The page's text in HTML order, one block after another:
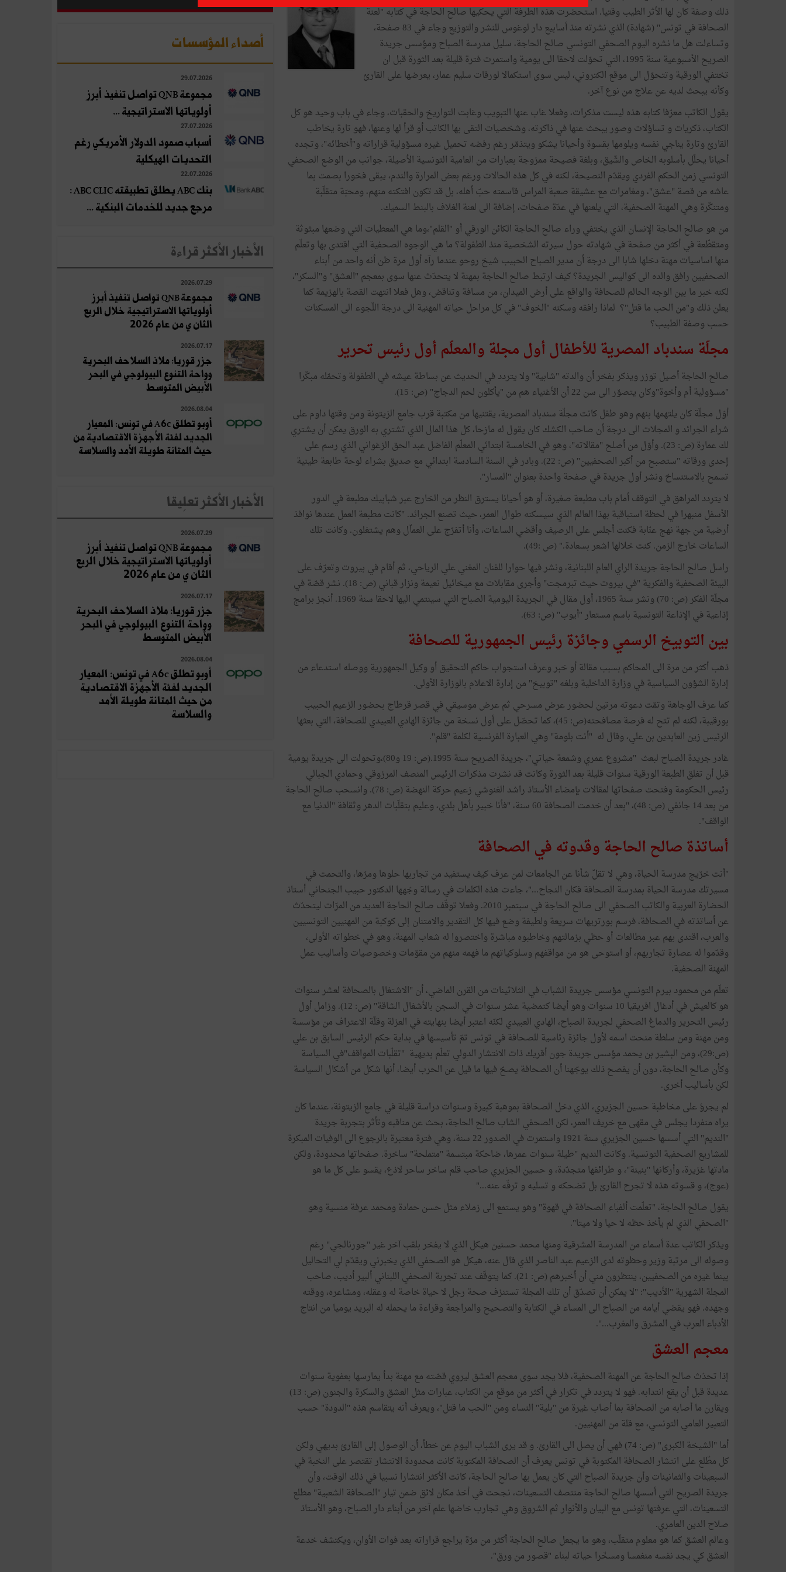
ذلك وصفة كان لها الأثر الطيب وقتيا. استحضرت هذه الطرفة التي يحكيها صالح الحاجة في كتابه "لعنة
الصحافة في تونس" (شهادة) الذي نشرته منذ أسابيع دار لوغوس للنشر والتوزيع وجاء في 83 صفحة،
وتساءلت هل ما نشره اليوم الصحفي التونسي صالح الحاجة، سليل مدرسة الصباح ومؤسس جريدة
الصريح الأسبوعية سنة 1995، التي تحوّلت لاحقا الى يومية واستمرت فترة قليلة بعد الثورة قبل ان
تختفي الورقية وتتحوّل الى موقع الكتروني، ليس سوى استكمالا لورقات سليم عمار، يعرضها على القارئ
وكأنه يبحث لديه عن علاج من نوع آخر.
يقول الكاتب معرّفا كتابه هذه ليست مذكرات، وفعلا غاب عنها التبويب وغابت التواريخ والحقبات، وجاء في باب وحيد هو كل
الكتاب، ذكريات و تساؤلات وصور يبحث عنها في ذاكرته، وشخصيات التقى بها الكاتب أو قرأ لها وعنها، فهو تارة يخاطب
القارئ وتارة يناجي نفسه ويلومها بقسوة وأحيانا يشكو ويتذمّر رغم رفضه تحميل غيره مسؤولية قراراته و"أخطائه"، وتجده
أحيانا يحلّل بأسلوبه الخاص والشّيق، وبلغة فصيحة ممزوجة بعبارات من العامية التونسية الأصيلة، جوانب من الوضع الصحفي
التونسي زمن الحكم الفردي ويقدّم النصيحة، لكنه في كل هذه الحالات ورغم بعض المرارة والندم، يبقى فخورا بصمت بما
عاشه من قصة "عشق"، ومغامرات مع عشيقة صعبة المراس قاسمته حبّ أهله، بل قد تكون افتكته منهم، ومحبّة متقلّبة
ومتنكّرة وهي المهنة الصحفية، التي يلعنها في عدّة صفحات، إضافة الى لعنة الغلاف بالبنط السميك.
من هو صالح الحاجة الإنسان الذي يختفي وراء صالح الحاجة الكائن الورقي أو "القلم"،وما هي المعطيات التي وضعها مبثوثة
ومتقطّعة في أكثر من صفحة في شهادته حول سيرته الشخصية منذ الطفولة؟ ما هي الوجوه الصحفية التي اقتدى بها وتعلّم
منها اساسيات مهنة دخلها شابا الى درجة أن مدير الصباح الحبيب شيخ روحو عندما رآه أول مرة ظن أنه واحد من أبناء
الصحفيين رافق والده الى كواليس الجريدة؟ كيف ارتبط صالح الحاجة بمهنة لا يتحدّث عنها سوى بمعجم "العشق" و"السكر"،
لكنه خبر ما بين الوجه الحالم للصحافة والواقع على أرض الميدان، من مسافة وتناقض، وهل فعلا انتهت القصة بالهزيمة كما
يعلن ذلك و"من الحب ما قتل"؟ لماذا رافقه وسكنه "الخوف" في كل مراحل حياته المهنية الى درجة اللّجوء الى المسكنات
حسب وصفة الطبيب؟
مجلّة سندباد المصرية للأطفال أول مجلة والمعلّم أول رئيس تحرير
صالح الحاجة أصيل توزر ويذكر بفخر أن والدته "شابية" ولا يتردد في الحديث عن بساطة عيشه في الطفولة وتحمّله مبكّرا
"مسؤولية أم وأخوة"وكان يتصوّر الى سن 22 أن الأغنياء هم من "يأكلون لحم الدجاج" (ص: 15).
أوّل مجلّة كان يلتهمها بنهم وهو طفل كانت مجلّة سندباد المصرية، يقتنيها من مكتبة قرب جامع الزيتونة ومن وقتها داوم على
شراء الجرائد و المجلات الى درجة أن صاحب الكشك كان يقول له مازحا، كل هذا المال الذي تشتري به الورق يمكن أن يشتري
لك عمارة (ص: 23). وأوّل من أصلح "مقالاته"، وهو في الخامسة ابتدائي المعلّم الفاضل عبد الحق الزغواني الذي رسم على
إحدى ورقاته "ستصبح من أكبر الصحفيين" (ص: 22). وبادر في السنة السادسة ابتدائي مع صديق بشراء لوحة طابعة طينية
تسمح بالاستنساخ ونشر أول جريدة في صفحة واحدة بعنوان "المسار".
لا يتردد المراهق في التوقف أمام باب مطبعة صغيرة، أو هو أحيانا يسترق النظر من الخارج عبر شبابيك مطبعة في الدور
الأسفل منبهرا في لحظة استباقية بهذا العالم الذي سيسكنه طوال العمر، حيث تصنع الجرائد. "كانت مطبعة العمل عندها نوافذ
أرضية من جهة نهج عنّابة فكنت أجلس على الرصيف وأقضي الساعات، وأنا أتفرّج على العماّل وهم يشتغلون. وكانت تلك
الساعات خارج الزمن. كنت خلالها اشعر بسعادة." (ص :49).
راسل صالح الحاجة جريدة الراي العام اللبنانية، ونشر فيها حوارا للفنان المغني علي الرياحي، ثم أقام في بيروت وتعرّف على
البيئة الصحفية والفكرية "في بيروت حيث تبرمجت" وأجرى مقابلات مع ميخائيل نعيمة ونزار قباني (ص: 18). نشر قصّة في
مجلّة الفكر (ص: 70) ونشر سنة 1965، أول مقال في الجريدة اليومية الصباح التي سينتمي اليها لاحقا سنة 1969. أنجز برامج
إذاعية في الإذاعة التونسية باسم مستعار "أيوب" (ص: 63).
بين التوبيخ الرسمي وجائزة رئيس الجمهورية للصحافة
ذهب أكثر من مرة الى المحاكم بسبب مقالة أو خبر وعرف استجواب حاكم التحقيق أو وكيل الجمهورية ووصله استدعاء من
إدارة الشؤون السياسية في وزارة الداخلية وبلغه "توبيخ" من إدارة الاعلام بالوزارة الأولى.
كما عرف الوجاهة وتمّت دعوته مرتين لحضور عرض مسرحي ثم عرض موسيقي في قصر قرطاج بحضور الزعيم الحبيب
بورقيبة، لكنه لم تتح له فرصة مصافحته(ص: 45)، كما تحصّل على أول نسخة من جائزة الهادي العبيدي للصحافة، التي بعثها
الرئيس زين العابدين بن علي، وقال له "أنت بلومة" وهي العبارة الفرنسية لكلمة "قلم".
غادر جريدة الصباح لبعث "مشروع عمري وشمعة حياتي"، جريدة الصريح سنة 1995.(ص: 19 و80)،وتحولت الى جريدة يومية
قبل أن تغلق الطبعة الورقية سنوات قليلة بعد الثورة وكانت قد نشرت مذكرات الرئيس المنصف المرزوقي وحمادي الجبالي
رئيس الحكومة وفتحت صفحاتها لمقالات بإمضاء الأستاذ راشد الغنوشي زعيم حركة النهضة (ص: 78). وانسحب صالح الحاجة
من بعد 14 جانفي (ص: 48)، "بعد أن خدمت الصحافة 60 سنة، "فأنا خبير بأهل بلدي، وعليم بتقلّبات الدهر وثقافة "الدنيا مع
الواقف".
أساتذة صالح الحاجة وقدوته في الصحافة
"أنت خرّيج مدرسة الحياة، وهي لا تقلّ شأنا عن الجامعات لمن عرف كيف يستفيد من تجاربها حلوها ومرّها، والتحمت في
مسيرتك مدرسة الحياة بمدرسة الصحافة فكان النجاح..."، جاءت هذه الكلمات في رسالة وجّهها الدكتور حبيب الجنحاني أستاذ
الحضارة العربية والكاتب الصحفي الى صالح الحاجة في سبتمبر 2010. وفعلا توقّف صالح الحاجة العديد من المرّات ليتحدّث
عن أساتذته في الصحافة، فرسم بورتريهات سريعة ولطيفة وضع فيها كل التقدير والامتنان إلى كوكبة من المهنيين التونسيين
والعرب، اقتدى بهم عبر مطالعات أو حظي بزمالتهم وخاطبوه مباشرة واختصروا له شعاب المهنة، وهو في خطواته الأولى،
وقدّموا له عصارة تجاربهم، أو استوحى هو من مواقفهم وسلوكياتهم ما فهمه منهم من مقوّمات وخصوصيات وأساليب عمل
المهنة الصحفية.
تعلّم من محمود بيرم التونسي مؤسس جريدة الشباب في الثلاثينات من القرن الماضي، أن "الاشتغال بالصحافة لعشر سنوات
هو كالعيش في أدغال افريقيا 10 سنوات وهو أيضا كتمضية عشر سنوات في السجن بالأشغال الشاقة" (ص: 12). وزامل أول
رئيس التحرير والدماغ الصحفي لجريدة الصباح، الهادي العبيدي لكنّه اعتبر أيضا بنهايته في العزلة وقلّة الاعتراف من مؤسسة
ومن مهنة ومن سلطة منحت اسمه لأول جائزة رئاسية للصحافة في تونس تمّ تأسيسها في بداية حكم الرئيس السابق بن علي
(ص:29)، ومن البشير بن يحمد مؤسس جريدة جون أقريك ذات الانتشار الدولي تعلّم بديهية "تقلّبات المواقف"في السياسة
وكأن صالح الحاجة، دون أن يفصح ذلك يوجّهنا أن الصحافة يصحّ فيها ما قيل عن الحرب أيضا، أنها شكل من أشكال السياسة
لكن بأساليب أخرى.
لم يجرؤ على مخاطبة حسين الجزيري، الذي دخل الصحافة بموهبة كبيرة وسنوات دراسة قليلة في جامع الزيتونة، عندما كان
يراه منفردا يجلس في مقهى مع خريف العمر، لكن الصحفي الشاب صالح الحاجة، بحث عن مناقبه وتأثر بتجربة جريدة
"النديم" التي أسسها حسين الجزيري سنة 1921 واستمرت في الصدور 22 سنة، وهي فترة معتبرة بالرجوع الى الوفيات المبكرة
للمشاريع الصحفية التونسية. وكانت النديم "طيلة سنوات عمرها، ضاحكة مبتسمة "متملحة" ساخرة. صفحاتها محدودة، ولكن
مادتها غزيرة، وأركانها "بنينة"، و طرائفها متجدّدة، و حسين الجزيري صاحب قلم ساخر ساحر لاذع، يقسو على كل ما هو
(عوج)، و قسوته هذه لا تجرح القارئ بل تضحكه و تسليه و ترفّه عنه..."
يقول صالح الحاجة، "تعلّمت ألفباء الصحافة في قهوة" وهو يستمع الى زملاء مثل حسن حمادة ومحمد عرفة منسية وهو
"الصحفي الذي لم يأخذ حظه لا حيا ولا ميتا".
ويذكر الكاتب عدة أسماء من المدرسة المشرقية ومنها محمد حسنين هيكل الذي لا يفخر بلقب آخر غير "جورنالجي" رغم
وصوله الى مرتبة وزير وحظوته لدى الزعيم عبد الناصر الذي قال عنه، هيكل هو الصحفي الذي يخبرني ويقدّم لي التحاليل
بينما غيره من الصحفيين، ينتظرون مني أن أخبرهم (ص: 21). كما يتوقّف عند تجربة الصحفي اللبناني ألبير أديب، صاحب
المجلة الشهرية "الأديب": "لا يمكن أن تصدّق أن تلك المجلة تستنزف صحة رجل لا حياة خاصة له وعقله، ومشاعره، ووقته
وجهده. فهو يقضي أيامه من الصباح الى المساء في الكتابة والتصحيح والمراجعة وقراءة ما يحمله له البريد يوميا من انتاج
الأدباء العرب في المشرق والمغرب...".
معجم العشق
إذا تحدّث صالح الحاجة عن المهنة الصحفية، فلا يجد سوى معجم العشق ليروي قصّته مع مهنة بدأ يمارسها بعفوية سنوات
عديدة قبل أن يقع انتدابه. فهو لا يتردد في تكرار في أكثر من موقع من الكتاب، عبارات مثل العشق والسكرة والجنون (ص: 13)
ويقارن ما أصابه من الصحافة بما أصاب غيرة من "بلية" النساء ومن "الحب ما قتل"، ويعرف أنه يتقاسم هذه "الدودة" حسب
التعبير العامي التونسي، مع قلة من المهنيين.
أما "الشيخة الكبرى" (ص: 74) فهي أن يصل الى القارئ. و قد يرى الشباب اليوم عن خطأ، أن الوصول إلى القارئ بديهي ولكن
كل مطّلع على انتشار الصحافة المكتوبة في تونس يعرف أن الصحافة المكتوبة كانت محدودة الانتشار تقتصر على النخبة في
السبعينات والثمانينات وأن جريدة الصباح التي كان يعمل بها صالح الحاجة، كانت الأكثر انتشارا نسبيا في ذلك الوقت، وأن
جريدة الصريح التي أسسها صالح الحاجة منتصف التسعينات، نجحت في أخذ مكان لائق ضمن تيار "الصحافة الشعبية" مطلع
التسعينات، التي عرفتها تونس مع البيان والأنوار ثم الشروق وهي تجارب خاضها علم آخر من أبناء دار الصباح، وهو الأستاذ
صلاح الدين العامري.
وعالم العشق كما هو معلوم متقلّب، وهو ما يجعل صالح الحاجة أكثر من مرّة يراجع قراراته بعد فوات الأوان، ويكتشف خدعة
العشق كي يجد نفسه منغمسا ومسخّرا حياته لبناء "قصور من ورق".
أصداء المؤسسات
29.07.2026
مجموعة QNB تواصل تنفيذ أبرز
أولوياتها الاستراتيجية ...
27.07.2026
أسباب صمود الدولار الأمريكي رغم
التحديات الهيكلية
22.07.2026
بنك ABC يطلق تطبيقته ABC CLIC :
مرجع جديد للخدمات البنكية ...
الأخبار الأكثر قراءة
2026.07.29
مجموعة QNB تواصل تنفيذ أبرز
أولوياتها الاستراتيجية خلال الربع
الثان ي من عام 2026
2026.07.17
جزر قوريا: ملاذ السلاحف البحرية
وواحة التنوع البيولوجي في البحر
الأبيض المتوسط
2026.08.04
أوبو تطلق A6c في تونس: المعيار
الجديد لفئة الأجهزة الاقتصادية من
حيث المتانة طويلة الأمد والسلاسة
الأخبار الأكثر تعلِيقا
2026.07.29
مجموعة QNB تواصل تنفيذ أبرز
أولوياتها الاستراتيجية خلال الربع
الثان ي من عام 2026
2026.07.17
جزر قوريا: ملاذ السلاحف البحرية
وواحة التنوع البيولوجي في البحر
الأبيض المتوسط
2026.08.04
أوبو تطلق A6c في تونس: المعيار
الجديد لفئة الأجهزة الاقتصادية
من حيث المتانة طويلة الأمد
والسلاسة